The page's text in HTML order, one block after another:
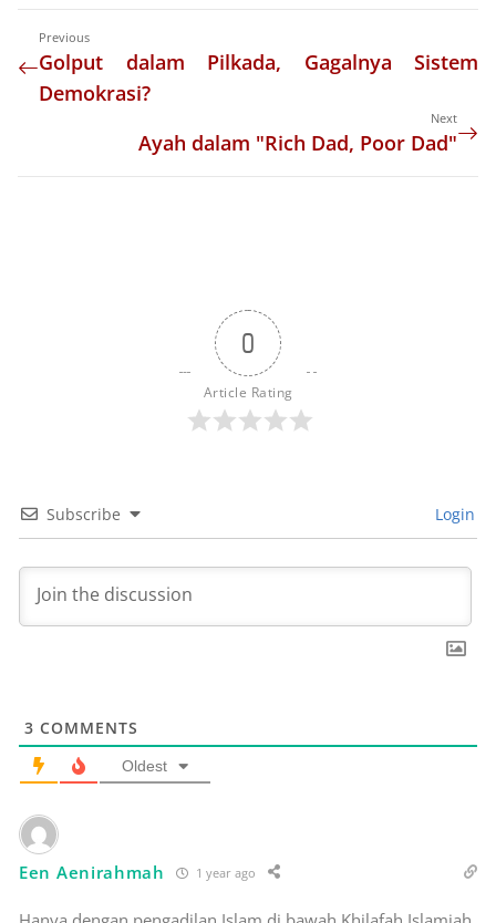
Previous
Golput dalam Pilkada, Gagalnya Sistem
Demokrasi?
Next
Ayah dalam "Rich Dad, Poor Dad"
0
Article Rating
Subscribe Login
3 COMMENTS
Oldest
Een Aenirahmah 1 year ago